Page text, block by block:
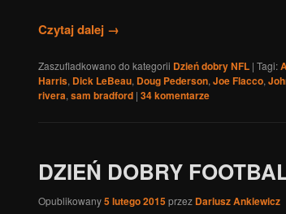
Czytaj dalej →
Zaszufladkowano do kategorii Dzień dobry NFL | Tagi:
Harris, Dick LeBeau, Doug Pederson, Joe Flacco,
rivera, sam bradford | 34komentarze
DZIEŃ DOBRY
Opublikowany5 lutego 2015przez Dariusz Ankiewicz